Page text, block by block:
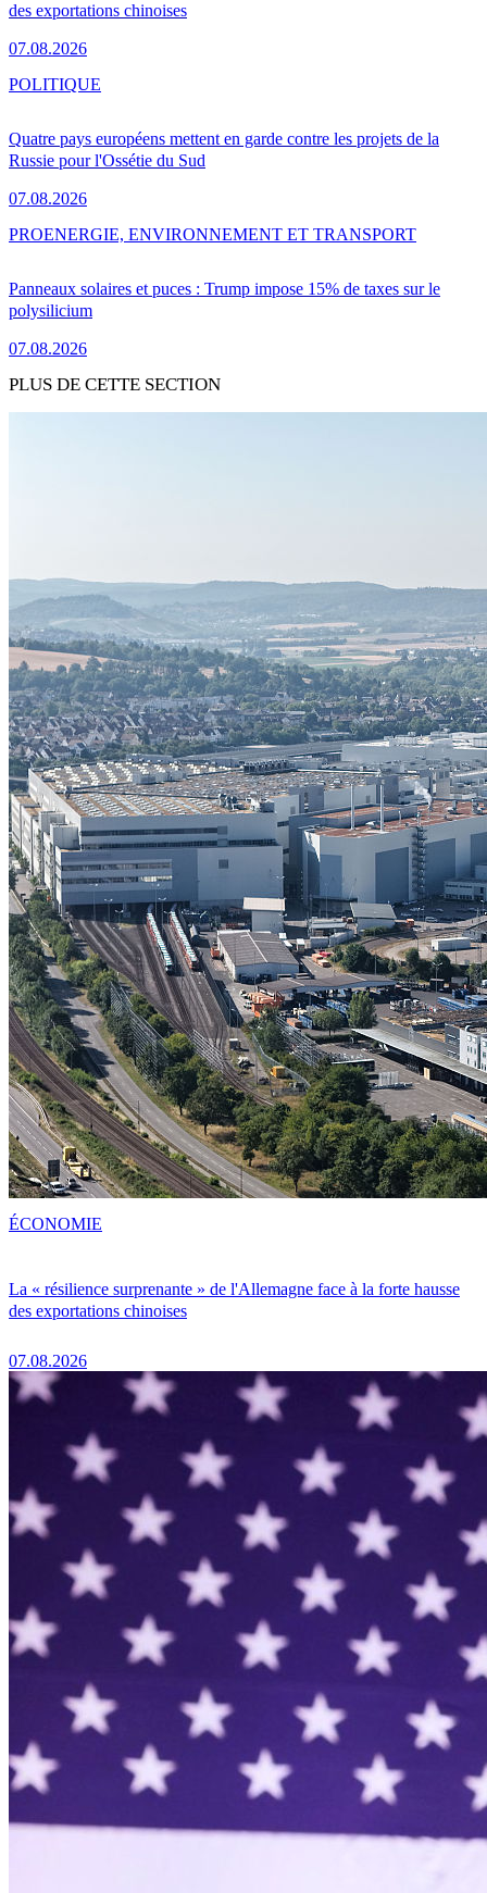
des exportations chinoises
07.08.2026
Quatre pays européens mettent en garde contre les projets de la
Russie pour l'Ossétie du Sud
07.08.2026
POLITIQUE
Panneaux solaires et puces : Trump impose 15% de taxes sur le
polysilicium
07.08.2026
PROENERGIE, ENVIRONNEMENT ET TRANSPORT
PLUS DE CETTE SECTION
La « résilience surprenante » de l'Allemagne face à la forte hausse
des exportations chinoises
07.08.2026
ÉCONOMIE